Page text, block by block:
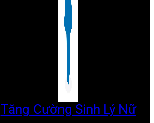
Tăng Cường Sinh Lý Nữ